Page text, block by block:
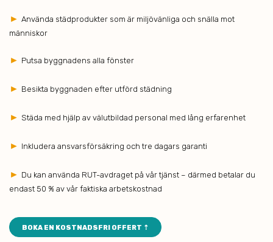
► Använda städprodukter som är miljövänliga och snälla mot
människor
► Putsa byggnadens alla fönster
► Besikta byggnaden efter utförd städning
► Städa med hjälp av välutbildad personal med lång erfarenhet
► Inkludera ansvarsförsäkring och tre dagars garanti
► Du kan använda RUT-avdraget på vår tjänst – därmed betalar du
endast 50 % av vår faktiska arbetskostnad
BOKA EN KOSTNADSFRI OFFERT ⇡